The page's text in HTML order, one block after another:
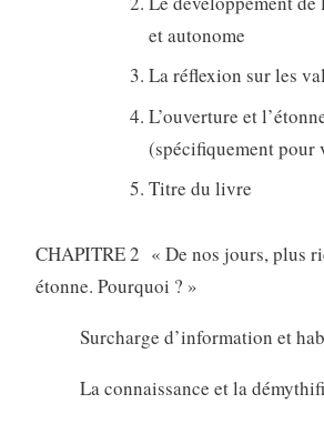
et autonome
La réflexion sur les
L’ouverture et
(spécifiquement pour
Titre du livre
CHAPITRE 2 « De nos jours, plus
étonne. Pourquoi ? »
Surcharge d’information et
La connaissance et la